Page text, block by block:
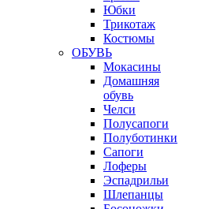
Юбки
Трикотаж
Костюмы
ОБУВЬ
Мокасины
Домашняя
обувь
Челси
Полусапоги
Полуботинки
Сапоги
Лоферы
Эспадрильи
Шлепанцы